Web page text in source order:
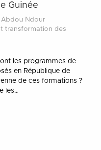
Guinée
Abdou Ndour
transformation des
les programmes de
en République de
de ces formations ?
les…